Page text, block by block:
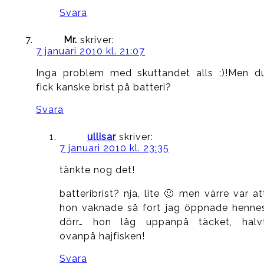
Svara
Mr. skriver:
7 januari 2010 kl. 21:07
Inga problem med skuttandet alls :)!Men
fick kanske brist på batteri?
Svara
ullisar skriver:
7 januari 2010 kl. 23:35
tänkte nog det!
batteribrist? nja, lite 🙂 men värre var
hon vaknade så fort jag öppnade
dörr… hon låg uppanpå täcket,
ovanpå hajfisken!
Svara